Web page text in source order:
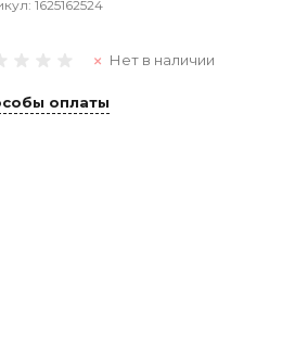
1625162524
Нет в наличии
оплаты